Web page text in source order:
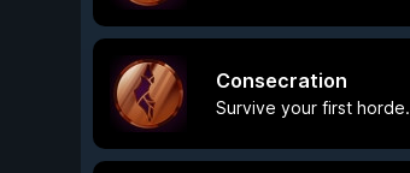
Consecration
Survive your first horde.